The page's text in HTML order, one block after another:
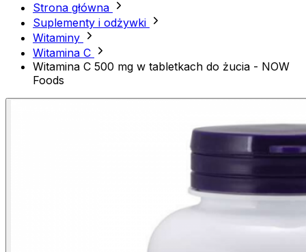
Strona główna
Suplementy i odżywki
Witaminy
Witamina C
Witamina C 500 mg w tabletkach do żucia - NOW
Foods